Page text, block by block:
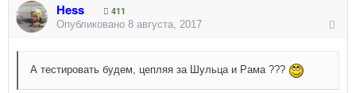
Hess
411
Опубликовано 8 августа, 2017
А тестировать будем, цепляя за Шульца и Рама ???